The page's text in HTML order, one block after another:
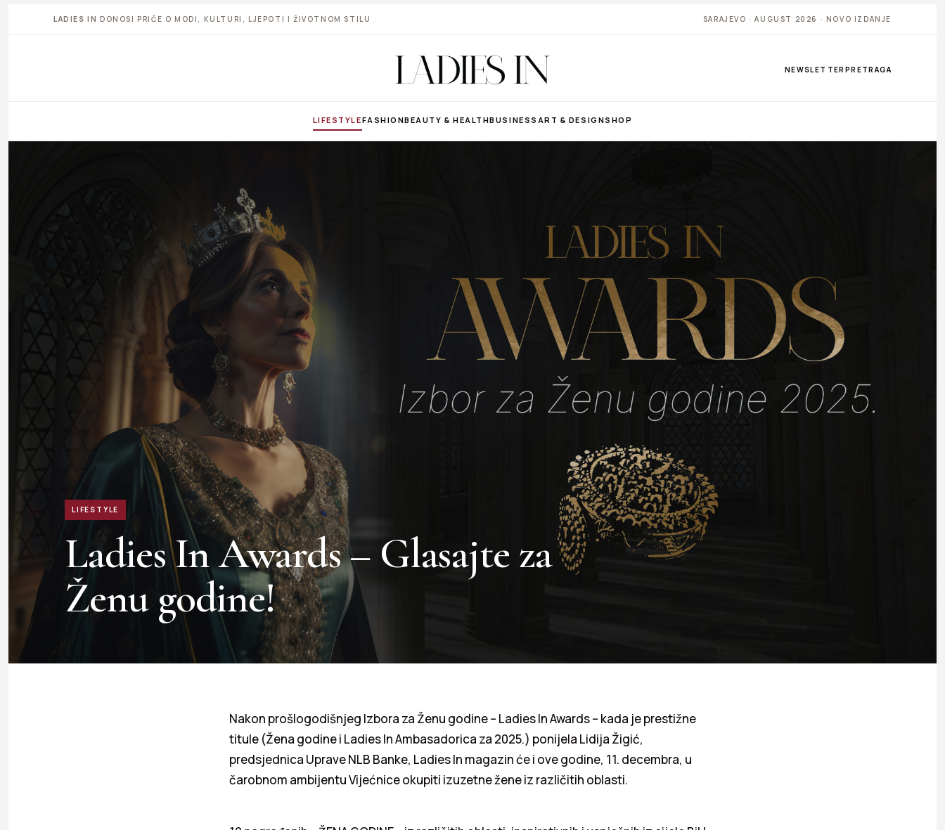
LADIES IN DONOSI PRIČE O MODI, KULTURI, LJEPOTI I ŽIVOTNOM STILU SARAJEVO · AUGUST 2026 · NOVO IZDANJE
NEWSLETTER PRETRAGA
LIFESTYLEFASHIONBEAUTY & HEALTHBUSINESS ART & DESIGNSHOP
LIFESTYLE
Ladies In Awards – Glasajte za
Ženu godine!
Nakon prošlogodišnjeg Izbora za Ženu godine – Ladies In Awards – kada je prestižne
titule (Žena godine i Ladies In Ambasadorica za 2025.) ponijela Lidija Žigić,
predsjednica Uprave NLB Banke, Ladies In magazin će i ove godine, 11. decembra, u
čarobnom ambijentu Vijećnice okupiti izuzetne žene iz različitih oblasti.